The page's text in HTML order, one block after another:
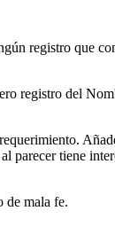
registro que
registro del
parecer tiene
de mala fe.